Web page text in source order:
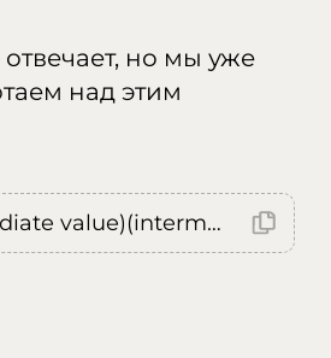
но мы уже
над этим
Error: (intermediate value)(intermediate value)(intermediate value).replaceAll is not a function